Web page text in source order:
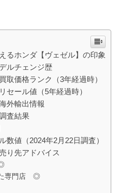
るホンダ【ヴェゼル】の印象
ルチェンジ歴
取価格ランク（3年経過時）
セール値（5年経過時）
外輸出情報
査結果
数値（2024年2月22日調査）
り先アドバイス
た専門店 ◎